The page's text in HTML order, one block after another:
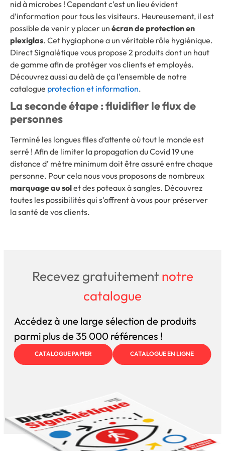
nid à microbes ! Cependant c’est un lieu évident
d’information pour tous les visiteurs. Heureusement, il est
possible de venir y placer un écran de protection en
plexiglas. Cet hygiaphone a un véritable rôle hygiénique.
Direct Signalétique vous propose 2 produits dont un haut
de gamme afin de protéger vos clients et employés.
Découvrez aussi au delà de ça l'ensemble de notre
catalogue protection et information.
La seconde étape : fluidifier le flux de
personnes
Terminé les longues files d’attente où tout le monde est
serré ! Afin de limiter la propagation du Covid 19 une
distance d’ mètre minimum doit être assuré entre chaque
personne. Pour cela nous vous proposons de nombreux
marquage au solet des poteaux à sangles. Découvrez
toutes les possibilités qui s'offrent à vous pour préserver
la santé de vos clients.
Recevez gratuitement notre
catalogue
Accédez à une large sélection de produits
parmi plus de 35 000 références !
CATALOGUE PAPIER CATALOGUE EN LIGNE